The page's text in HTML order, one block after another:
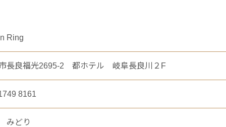
Ring
長良福光2695-2 都ホテル 岐阜長良川２F
8161
みどり